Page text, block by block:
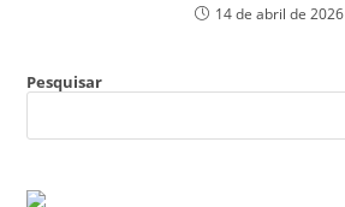
14 de abril de 2026
Pesquisar